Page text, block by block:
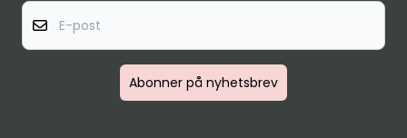
Abonner på nyhetsbrev